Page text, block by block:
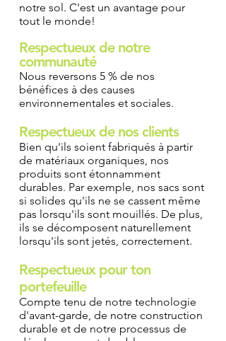
notre sol. C'est un avantage pour
tout le monde!
Respectueux de notre
communauté
Nous reversons 5 % de nos
bénéfices à des causes
environnementales et sociales.
Respectueux de nos clients
Bien qu'ils soient fabriqués à partir
de matériaux organiques, nos
produits sont étonnamment
durables. Par exemple, nos sacs sont
si solides qu'ils ne se cassent même
pas lorsqu'ils sont mouillés. De plus,
ils se décomposent naturellement
lorsqu'ils sont jetés, correctement.
Respectueux pour ton
portefeuille
Compte tenu de notre technologie
d'avant-garde, de notre construction
durable et de notre processus de